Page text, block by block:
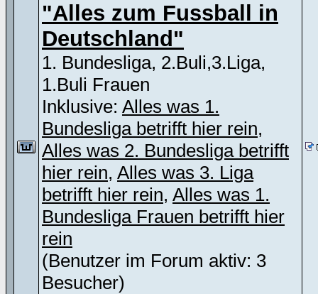
"Alles zum Fussball in
Deutschland"
1. Bundesliga, 2.Buli,3.Liga,
1.Buli Frauen
Inklusive: Alles was 1.
Bundesliga betrifft hier rein,
Alles was 2. Bundesliga betrifft
hier rein, Alles was 3. Liga
betrifft hier rein, Alles was 1.
Bundesliga Frauen betrifft hier
rein
(Benutzer im Forum aktiv: 3
Besucher)